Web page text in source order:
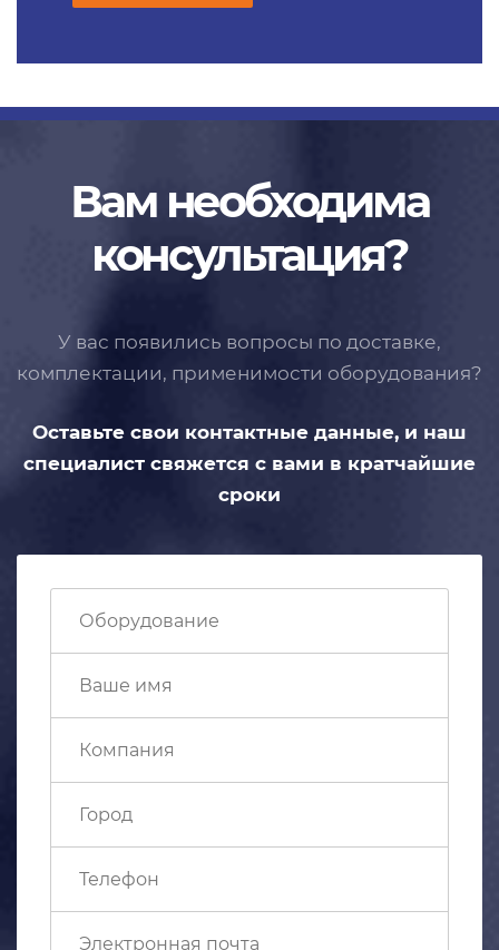
Вам необходима
консультация?
У вас появились вопросы по доставке,
комплектации, применимости оборудования?
Оставьте свои контактные данные, и наш
специалист свяжется с вами в кратчайшие
сроки